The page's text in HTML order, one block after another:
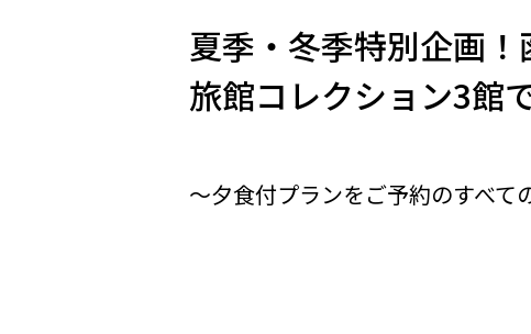
夏季・冬季特別企画
旅館コレクション3館
～夕食付プランをご予約のすべ